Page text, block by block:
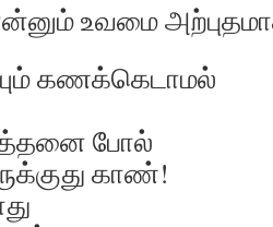
உவமை
கணக்கெடாமல்
போல்
காண்!